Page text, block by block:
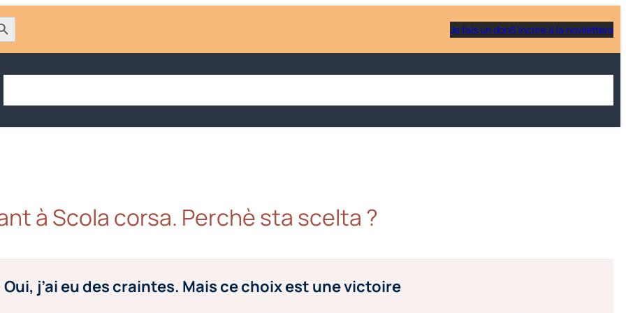
Button
Je fais un donS’incrire à la novilettera
à Scola corsa. Perchè sta scelta ?
Oui, j’ai eu des craintes. Mais ce choix est une victoire